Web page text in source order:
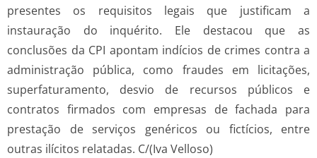
presentes os requisitos legais que justificam a
instauração do inquérito. Ele destacou que as
conclusões da CPI apontam indícios de crimes contra a
administração pública, como fraudes em licitações,
superfaturamento, desvio de recursos públicos e
contratos firmados com empresas de fachada para
prestação de serviços genéricos ou fictícios, entre
outras ilícitos relatadas. C/(Iva Velloso)